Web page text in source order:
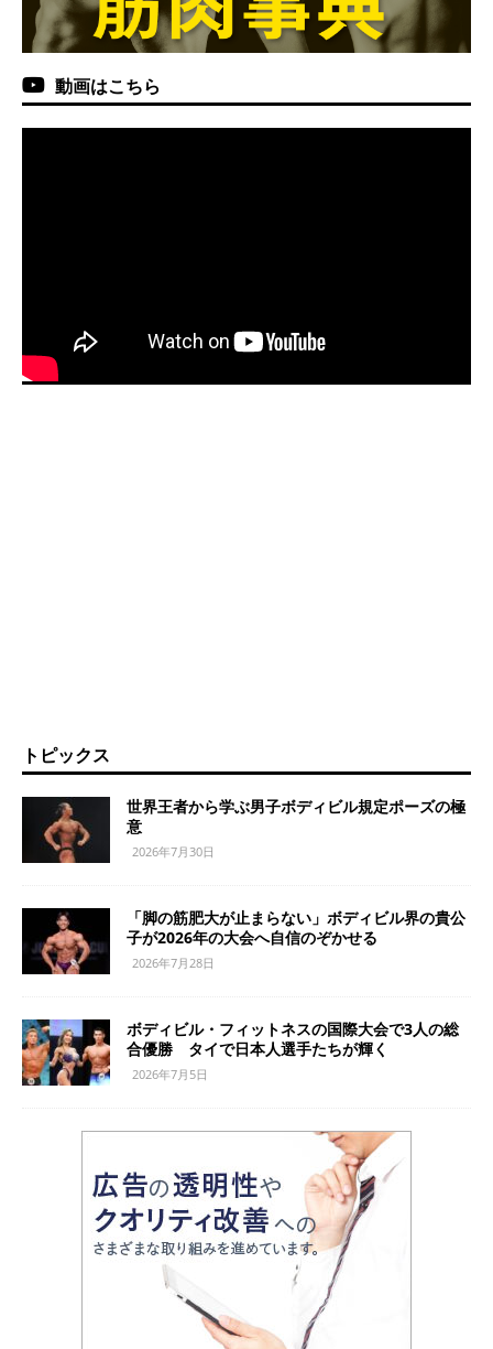
動画はこちら
トピックス
世界王者から学ぶ男子ボディビル規定ポーズの極
意
2026年7月30日
「脚の筋肥大が止まらない」ボディビル界の貴公
子が2026年の大会へ自信のぞかせる
2026年7月28日
ボディビル・フィットネスの国際大会で3人の総
合優勝 タイで日本人選手たちが輝く
2026年7月5日